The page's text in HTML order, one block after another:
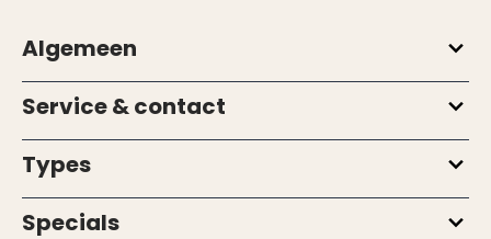
Algemeen
Service & contact
Types
Specials